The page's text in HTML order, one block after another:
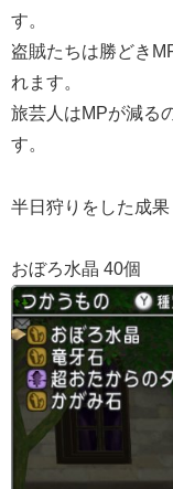
す。
盗賊たちは勝どき
れます。
旅芸人はMPが減る
す。
半日狩りをした成果
おぼろ水晶 40個